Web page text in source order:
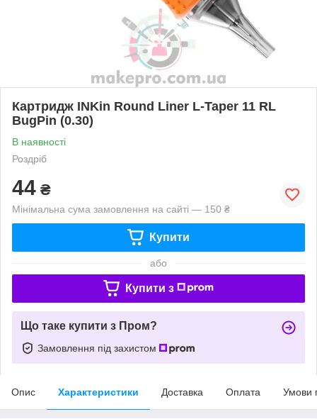
Картридж INKin Round Liner L-Taper 11 RL
BugPin (0.30)
В наявності
Роздріб
44 ₴
Мінімальна сума замовлення на сайті — 150 ₴
Купити
або
Купити з
Що таке купити з Пром?
Замовлення під захистом
Опис Характеристики Доставка Оплата Умови